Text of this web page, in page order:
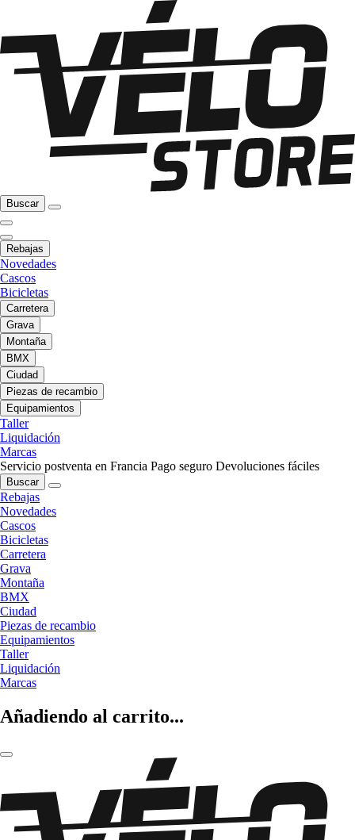
Buscar
Rebajas
Novedades
Cascos
Bicicletas
Carretera
Grava
Montaña
BMX
Ciudad
Piezas de recambio
Equipamientos
Taller
Liquidación
Marcas
Servicio postventa en Francia Pago seguro Devoluciones fáciles
Buscar
Rebajas
Novedades
Cascos
Bicicletas
Carretera
Grava
Montaña
BMX
Ciudad
Piezas de recambio
Equipamientos
Taller
Liquidación
Marcas
Añadiendo al carrito...